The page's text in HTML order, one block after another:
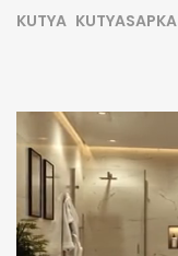
KUTYA KUTYASAPKA